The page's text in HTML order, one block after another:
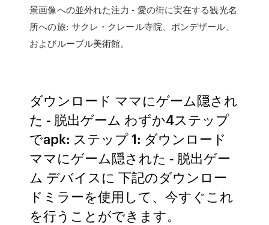
景画像への並外れた注力 - 愛の街に実在する観光名
所への旅: サクレ・クレール寺院、ポンデザール、
およびルーブル美術館。
ダウンロード ママにゲーム隠され
た - 脱出ゲーム わずか4ステップ
でapk: ステップ 1: ダウンロード
ママにゲーム隠された - 脱出ゲー
ム デバイスに 下記のダウンロー
ドミラーを使用して、今すぐこれ
を行うことができます。